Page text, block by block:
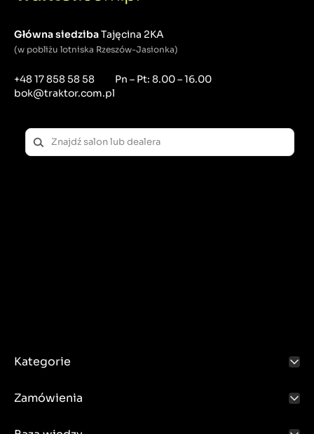
Główna siedzibaTajęcina 2KA
(w pobliżu lotniska Rzeszów-Jasionka)
+48 17 858 58 58
bok@traktor.com.pl
Pn – Pt: 8.00 – 16.00
Kategorie
Zamówienia